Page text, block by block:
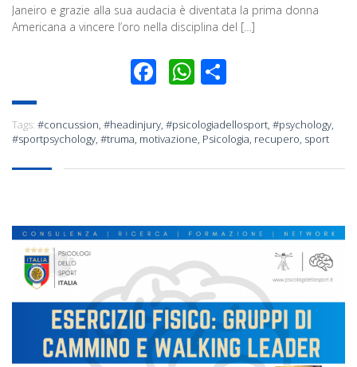
Janeiro e grazie alla sua audacia è diventata la prima donna
Americana a vincere l’oro nella disciplina del […]
Facebook
WhatsApp
Tags: #concussion #headinjury #psicologiadellosport #psychology
#sportpsychology #truma motivazione Psicologia recupero sport